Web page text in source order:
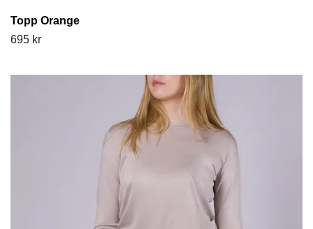
Topp Orange
695 kr